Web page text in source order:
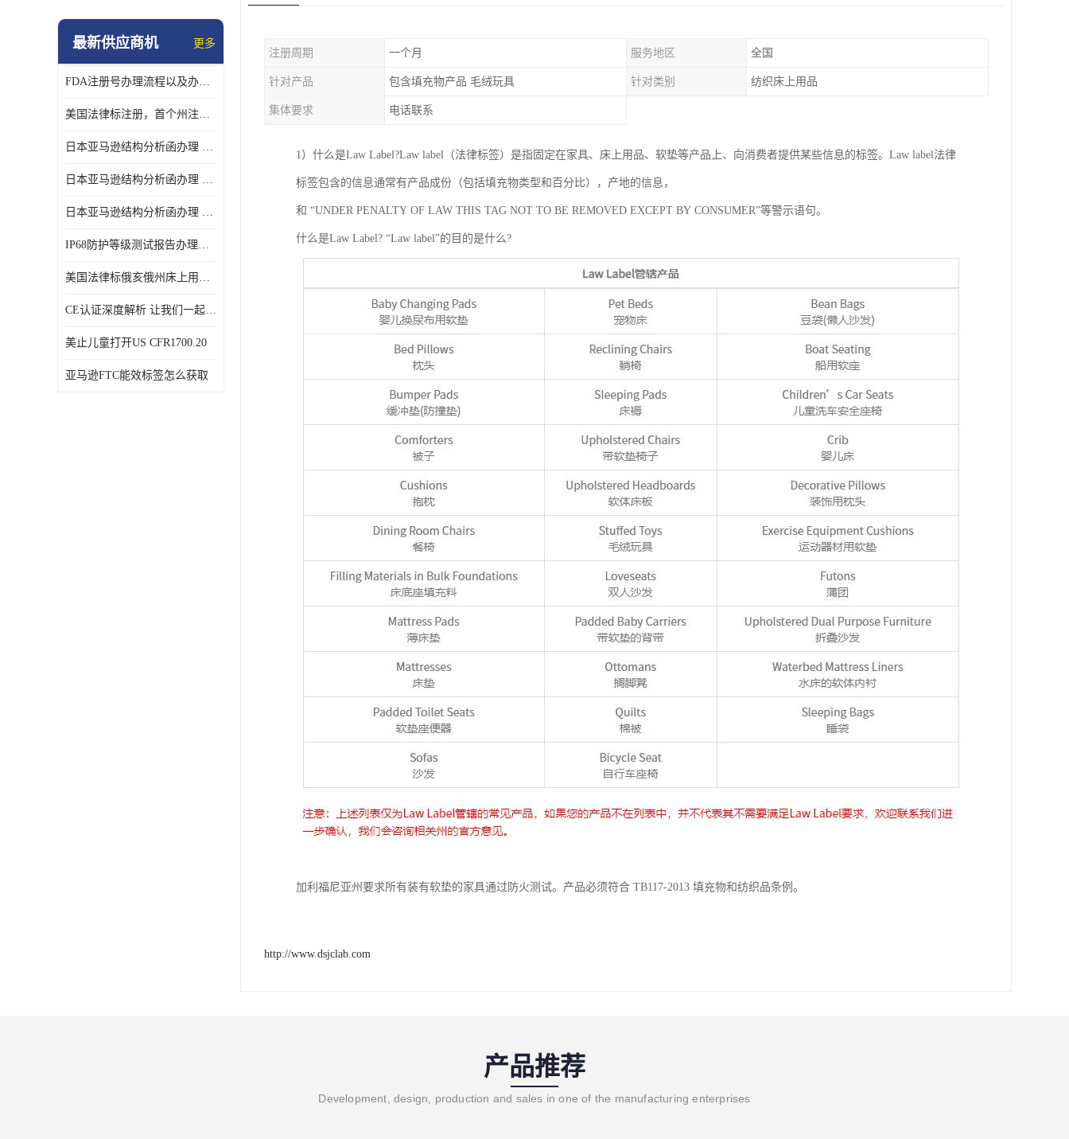
最新供应商机 更多
FDA注册号办理流程以及办理周期是多久
美国法律标注册，首个州注册该如何选择
日本亚马逊结构分析函办理 日本亚马逊 电饭煲
日本亚马逊结构分析函办理 日本亚马逊 热水壶等；
日本亚马逊结构分析函办理 日本亚马逊 果汁搅拌机
IP68防护等级测试报告办理标准要求
美国法律标俄亥俄州床上用品许可证讲解！
CE认证深度解析 让我们一起来认识CE认证
美止儿童打开US CFR1700.20
亚马逊FTC能效标签怎么获取
注册周期 一个月 服务地区 全国
针对产品 包含填充物产品 毛绒玩具 针对类别 纺织床上用品
集体要求 电话联系
1）什么是Law Label?Law label（法律标签）是指固定在家具、床上用品、软垫等产品上、向消费者提供某些信息的标签。Law label法律
标签包含的信息通常有产品成份（包括填充物类型和百分比），产地的信息，
和 “UNDER PENALTY OF LAW THIS TAG NOT TO BE REMOVED EXCEPT BY CONSUMER”等警示语句。
什么是Law Label? “Law label”的目的是什么?
加利福尼亚州要求所有装有软垫的家具通过防火测试。产品必须符合 TB117-2013 填充物和纺织品条例。
http://www.dsjclab.com
产品推荐
Development, design, production and sales in one of the manufacturing enterprises